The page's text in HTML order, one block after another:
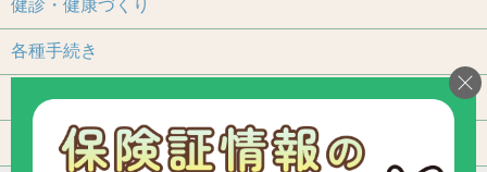
健診・健康づくり
各種手続き
保養施設
よくあるご質問